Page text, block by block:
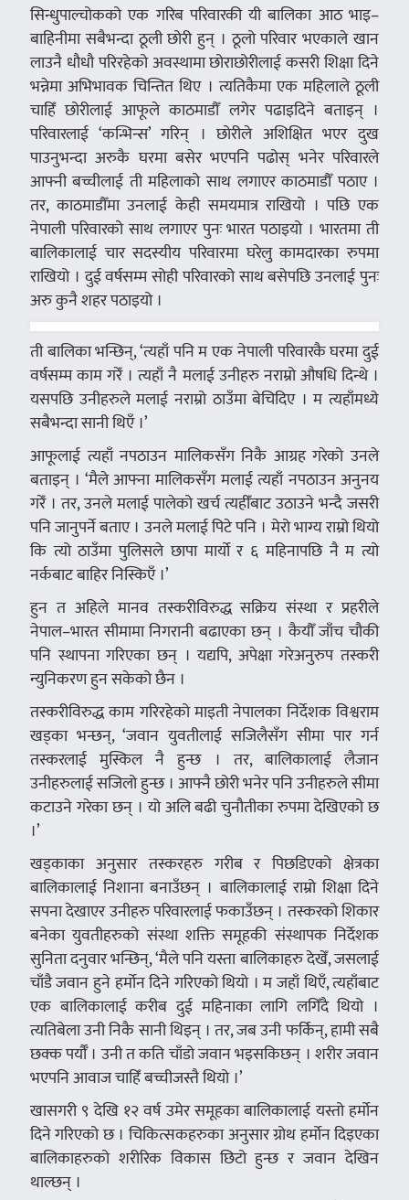
सिन्धुपाल्चोकको एक गरिब परिवारकी यी बालिका आठ भाइ–
बाहिनीमा सबैभन्दा ठूली छोरी हुन् । ठूलो परिवार भएकाले खान
लाउनै धौधौ परिरहेको अवस्थामा छोराछोरीलाई कसरी शिक्षा दिने
भन्नेमा अभिभावक चिन्तित थिए । त्यतिकैमा एक महिलाले ठूली
चाहिँ छोरीलाई आफूले काठमाडौँ लगेर पढाइदिने बताइन् ।
परिवारलाई ‘कन्भिन्स’ गरिन् । छोरीले अशिक्षित भएर दुख
पाउनुभन्दा अरुकै घरमा बसेर भएपनि पढोस् भनेर परिवारले
आफ्नी बच्चीलाई ती महिलाको साथ लगाएर काठमाडौँ पठाए ।
तर, काठमाडौँमा उनलाई केही समयमात्र राखियो । पछि एक
नेपाली परिवारको साथ लगाएर पुनः भारत पठाइयो । भारतमा ती
बालिकालाई चार सदस्यीय परिवारमा घरेलु कामदारका रुपमा
राखियो । दुई वर्षसम्म सोही परिवारको साथ बसेपछि उनलाई पुनः
अरु कुनै शहर पठाइयो ।
ती बालिका भन्छिन्, ‘त्यहाँ पनि म एक नेपाली परिवारकै घरमा दुई
वर्षसम्म काम गरेँ । त्यहाँ नै मलाई उनीहरु नराम्रो औषधि दिन्थे ।
यसपछि उनीहरुले मलाई नराम्रो ठाउँमा बेचिदिए । म त्यहाँमध्ये
सबैभन्दा सानी थिएँ ।’
आफूलाई त्यहाँ नपठाउन मालिकसँग निकै आग्रह गरेको उनले
बताइन् । ‘मैले आफ्ना मालिकसँग मलाई त्यहाँ नपठाउन अनुनय
गरेँ । तर, उनले मलाई पालेको खर्च त्यहीँबाट उठाउने भन्दै जसरी
पनि जानुपर्ने बताए । उनले मलाई पिटे पनि । मेरो भाग्य राम्रो थियो
कि त्यो ठाउँमा पुलिसले छापा मार्यो र ६ महिनापछि नै म त्यो
नर्कबाट बाहिर निस्किएँ ।’
हुन त अहिले मानव तस्करीविरुद्ध सक्रिय संस्था र प्रहरीले
नेपाल–भारत सीमामा निगरानी बढाएका छन् । कैयौँ जाँच चौकी
पनि स्थापना गरिएका छन् । यद्यपि, अपेक्षा गरेअनुरुप तस्करी
न्युनिकरण हुन सकेको छैन ।
तस्करीविरुद्ध काम गरिरहेको माइती नेपालका निर्देशक विश्वराम
खड्का भन्छन्, ‘जवान युवतीलाई सजिलैसँग सीमा पार गर्न
तस्करलाई मुस्किल नै हुन्छ । तर, बालिकालाई लैजान
उनीहरुलाई सजिलो हुन्छ । आफ्नै छोरी भनेर पनि उनीहरुले सीमा
कटाउने गरेका छन् । यो अलि बढी चुनौतीका रुपमा देखिएको छ
।’
खड्काका अनुसार तस्करहरु गरीब र पिछडिएको क्षेत्रका
बालिकालाई निशाना बनाउँछन् । बालिकालाई राम्रो शिक्षा दिने
सपना देखाएर उनीहरु परिवारलाई फकाउँछन् । तस्करको शिकार
बनेका युवतीहरुको संस्था शक्ति समूहकी संस्थापक निर्देशक
सुनिता दनुवार भन्छिन्, ‘मैले पनि यस्ता बालिकाहरु देखेँ, जसलाई
चाँडै जवान हुने हर्मोन दिने गरिएको थियो । म जहाँ थिएँ, त्यहाँबाट
एक बालिकालाई करीब दुई महिनाका लागि लगिँदै थियो ।
त्यतिबेला उनी निकै सानी थिइन् । तर, जब उनी फर्किन्, हामी सबै
छक्क पर्यौँ । उनी त कति चाँडो जवान भइसकिछन् । शरीर जवान
भएपनि आवाज चाहिँ बच्चीजस्तै थियो ।’
खासगरी ९ देखि १२ वर्ष उमेर समूहका बालिकालाई यस्तो हर्मोन
दिने गरिएको छ । चिकित्सकहरुका अनुसार ग्रोथ हर्मोन दिइएका
बालिकाहरुको शरीरिक विकास छिटो हुन्छ र जवान देखिन
थाल्छन् ।